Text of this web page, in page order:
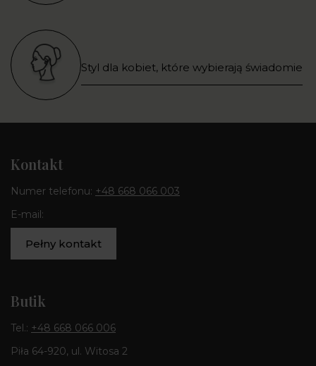
Styl dla kobiet, które wybierają świadomie
Kontakt
Numer telefonu: +48 668 066 003
E-mail:
Pełny kontakt
Butik
Tel.: +48 668 066 006
Piła 64-920, ul. Witosa 2